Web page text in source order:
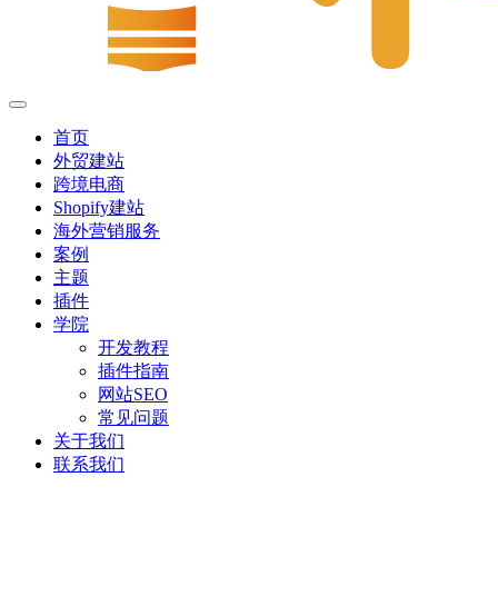
首页
外贸建站
跨境电商
Shopify建站
海外营销服务
案例
主题
插件
学院
开发教程
插件指南
网站SEO
常见问题
关于我们
联系我们